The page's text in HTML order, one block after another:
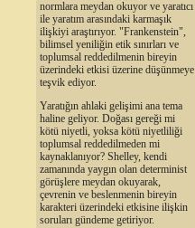
normlara meydan okuyor ve yaratıcı
ile yaratım arasındaki karmaşık
ilişkiyi araştırıyor. "Frankenstein",
bilimsel yeniliğin etik sınırları ve
toplumsal reddedilmenin bireyin
üzerindeki etkisi üzerine düşünmeye
teşvik ediyor.
Yaratığın ahlaki gelişimi ana tema
haline geliyor. Doğası gereği mi
kötü niyetli, yoksa kötü niyetliliği
toplumsal reddedilmeden mi
kaynaklanıyor? Shelley, kendi
zamanında yaygın olan determinist
görüşlere meydan okuyarak,
çevrenin ve beslenmenin bireyin
karakteri üzerindeki etkisine ilişkin
soruları gündeme getiriyor.